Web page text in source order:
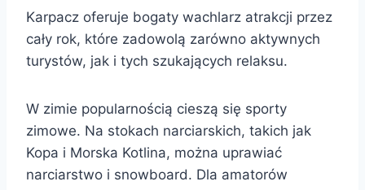
Karpacz oferuje bogaty wachlarz atrakcji przez
cały rok, które zadowolą zarówno aktywnych
turystów, jak i tych szukających relaksu.
W zimie popularnością cieszą się sporty
zimowe. Na stokach narciarskich, takich jak
Kopa i Morska Kotlina, można uprawiać
narciarstwo i snowboard. Dla amatorów